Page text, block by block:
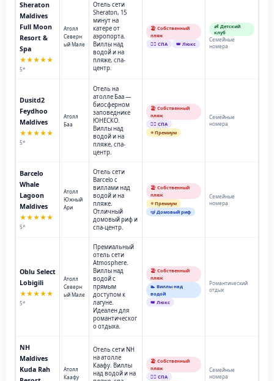
Sheraton
Maldives
Full Moon
Resort &
Spa
★★★★★
5*
Атолл
Северн
ый Мале
Отель сети
Sheraton, 15
минут на
катере от
аэропорта.
Виллы над
водой и на
пляже, спа-
центр.
🏖️ Собственный
пляж
💆‍♂️ СПА
👑 Люкс
👶 Детский
клуб
Семейные
номера
Dusitd2
Feydhoo
Maldives
★★★★★
5*
Атолл
Баа
Отель на
атолле Баа —
биосферном
заповеднике
ЮНЕСКО.
Виллы над
водой и на
пляже, спа-
центр.
🏖️ Собственный
пляж
💆‍♂️ СПА
⭐ Премиум
Семейные
номера
Barcelo
Whale
Lagoon
Maldives
★★★★★
5*
Атолл
Южный
Ари
Отель сети
Barcelo с
виллами над
водой и на
пляже.
Отличный
домовый риф и
спа-центр.
🏖️ Собственный
пляж
⭐ Премиум
🤿 Домовый риф
Семейные
номера
Oblu Select
Lobigili
★★★★★
5*
Атолл
Северн
ый Мале
Премиальный
отель сети
Atmosphere.
Виллы над
водой с
прямым
доступом к
лагуне.
Идеален для
романтическог
о отдыха.
🏖️ Собственный
пляж
🏊 Виллы над
водой
👑 Люкс
Романтический
отдых
NH
Maldives
Kuda Rah
Атолл
Каафу
Отель сети NH
на атолле
Каафу. Виллы
над водой и на
🏖️ Собственный
пляж
💆‍♂️ СПА
Семейные
номера